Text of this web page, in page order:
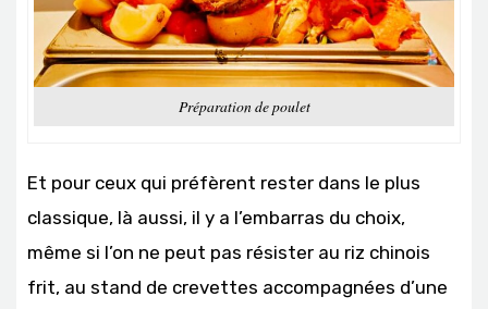
Préparation de poulet
Et pour ceux qui préfèrent rester dans le plus
classique, là aussi, il y a l’embarras du choix,
même si l’on ne peut pas résister au riz chinois
frit, au stand de crevettes accompagnées d’une